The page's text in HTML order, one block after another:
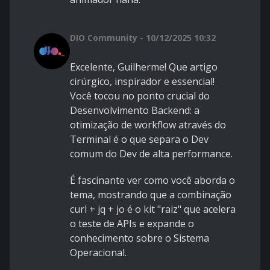
DIO Community - 10/12/2025 10:32
Excelente, Guilherme! Que artigo
cirúrgico, inspirador e essencial!
Você tocou no ponto crucial do
Desenvolvimento Backend: a
otimização de workflow através do
Terminal é o que separa o Dev
comum do Dev de alta performance.
É fascinante ver como você aborda o
tema, mostrando que a combinação
curl + jq + jo é o kit "raiz" que acelera
o teste de APIs e expande o
conhecimento sobre o Sistema
Operacional.